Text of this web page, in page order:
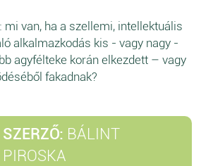
mi van, ha a szellemi, intellektuális
alkalmazkodás kis - vagy nagy -
agyfélteke korán elkezdett – vagy
fakadnak?
SZERZŐ: BÁLINT
PIROSKA